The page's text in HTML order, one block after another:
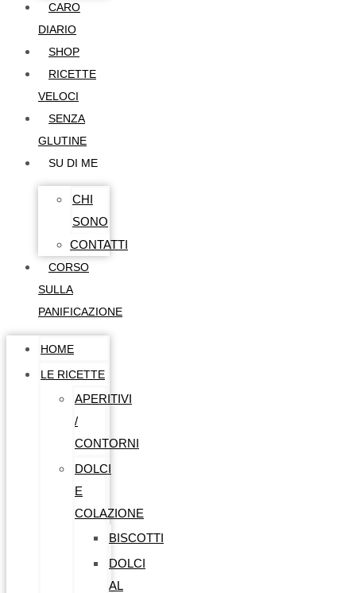
CARO
DIARIO
SHOP
RICETTE
VELOCI
SENZA
GLUTINE
SU DI ME
CHI
SONO
CONTATTI
CORSO
SULLA
PANIFICAZIONE
HOME
LE RICETTE
APERITIVI
/
CONTORNI
DOLCI
E
COLAZIONE
BISCOTTI
DOLCI
AL